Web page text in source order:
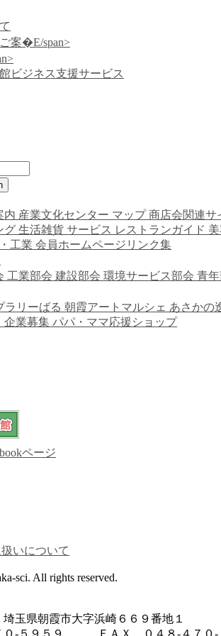
案�E/span>
ビジネス支援サービス
内 産業文化センター マップ 商店会関連サ
グ 生活雑貨 サービス レストランガイド
工業 会員ホームページリンク集
工業部会 建設部会 環境サービス部会 青
ラリーばる 朝霞アートマルシェ あさかの
企業募集 パパ・ママ応援ショップ
いについて
sci. All rights reserved.
玉県朝霞市大字浜崎６６９番地１
０-５９５９ ＦＡＸ ０４８-４７０-